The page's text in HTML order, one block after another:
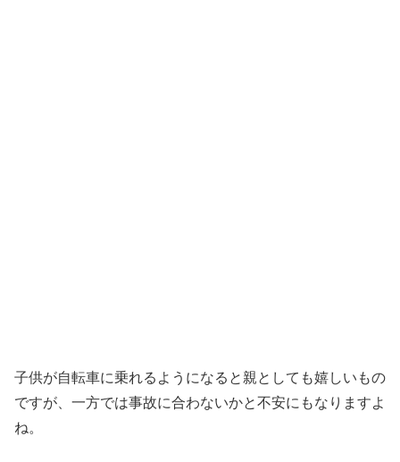
子供が自転車に乗れるようになると親としても嬉しいもの
ですが、一方では事故に合わないかと不安にもなりますよ
ね。